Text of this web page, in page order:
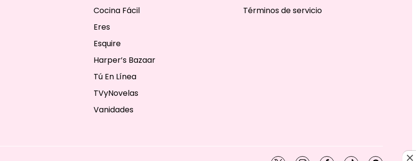
Cocina Fácil
Eres
Esquire
Harper’s Bazaar
Tú En Línea
TVyNovelas
Vanidades
Términos de servicio